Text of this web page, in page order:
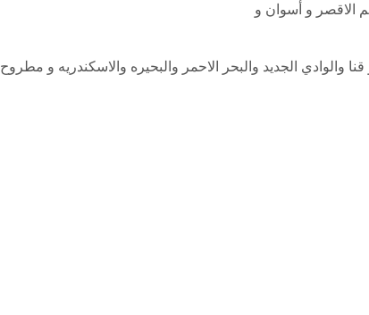
والوادي الجديد والبحر الاحمر والبحيره والاسكندريه و مطروح